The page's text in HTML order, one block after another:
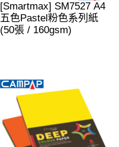
[Smartmax] SM7527 A4
五色Pastel粉色系列紙
(50張 / 160gsm)